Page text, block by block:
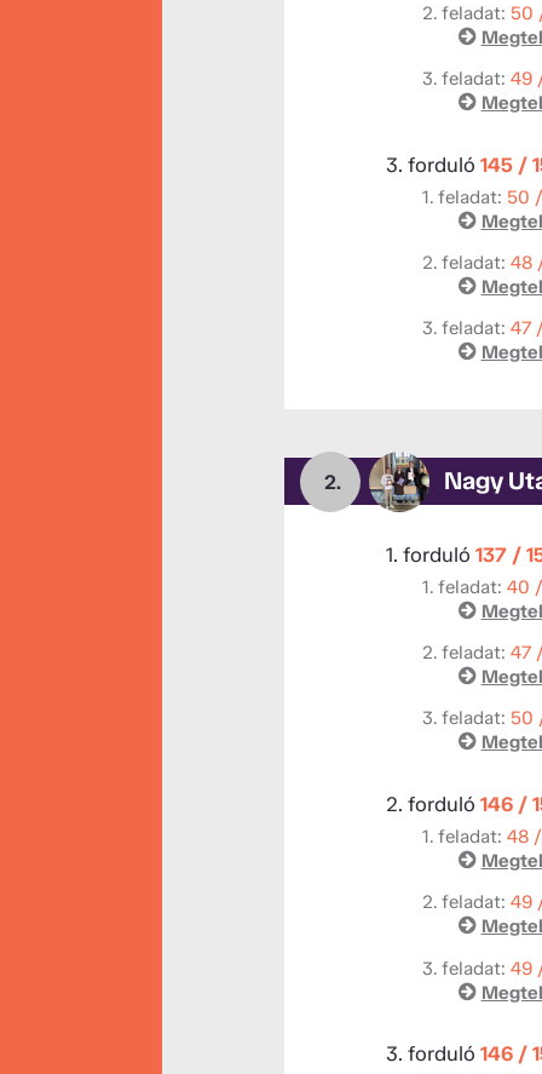
2. feladat: 50
3. feladat: 49
3. forduló 145 /
1. feladat: 50
2. feladat: 48
3. feladat: 47
2. Nagy
1. forduló 137 /
1. feladat: 40
2. feladat: 47
3. feladat: 50
2. forduló 146 /
1. feladat: 48
2. feladat: 49
3. feladat: 49
3. forduló 146 /